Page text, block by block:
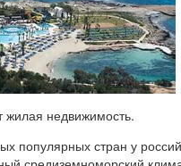
недвижимость.
популярных стран у